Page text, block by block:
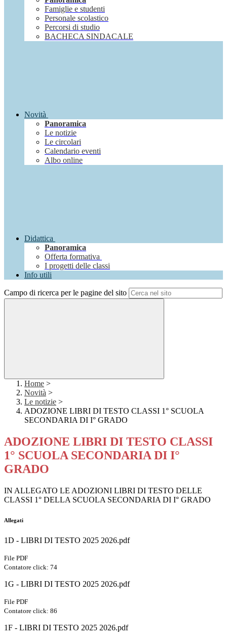
Famiglie e studenti
Personale scolastico
Percorsi di studio
BACHECA SINDACALE
Novità
Panoramica
Le notizie
Le circolari
Calendario eventi
Albo online
Didattica
Panoramica
Offerta formativa
I progetti delle classi
Info utili
Campo di ricerca per le pagine del sito
Home >
Novità >
Le notizie >
ADOZIONE LIBRI DI TESTO CLASSI 1° SCUOLA
SECONDARIA DI I° GRADO
ADOZIONE LIBRI DI TESTO CLASSI
1° SCUOLA SECONDARIA DI I°
GRADO
IN ALLEGATO LE ADOZIONI LIBRI DI TESTO DELLE
CLASSI 1° DELLA SCUOLA SECONDARIA DI I° GRADO
Allegati
1D - LIBRI DI TESTO 2025 2026.pdf
File PDF
Contatore click: 74
1G - LIBRI DI TESTO 2025 2026.pdf
File PDF
Contatore click: 86
1F - LIBRI DI TESTO 2025 2026.pdf